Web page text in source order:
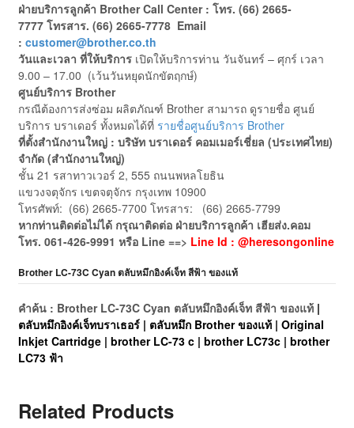
ฝ่ายบริการลูกค้า BrotherCall Center : โทร. (66) 2665-
7777 โทรสาร. (66) 2665-7778 Email
: customer@brother.co.th
วันและเวลา ที่ให้บริการเปิดให้บริการท่าน วันจันทร์ – ศุกร์ เวลา
9.00 – 17.00 (เว้นวันหยุดนักขัตฤกษ์)
ศูนย์บริการ Brother
กรณีต้องการส่งซ่อม ผลิตภัณฑ์ Brother สามารถ ดูรายชื่อ ศูนย์
บริการ บราเดอร์ ทั้งหมดได้ที่ รายชื่อศูนย์บริการ Brother
ที่ตั้งสำนักงานใหญ่ : บริษัท บราเดอร์ คอมเมอร์เชี่ยล (ประเทศไทย)
จำกัด (สำนักงานใหญ่)
ชั้น 21 รสาทาวเวอร์ 2, 555 ถนนพหลโยธิน
แขวงจตุจักร เขตจตุจักร กรุงเทพ 10900
โทรศัพท์: (66) 2665-7700 โทรสาร: (66) 2665-7799
หากท่านติดต่อไม่ได้ กรุณาติดต่อ ฝ่ายบริการลูกค้า เฮียส่ง.คอม
โทร. 061-426-9991 หรือ Line ==> Line Id : @heresongonline
Brother LC-73C Cyan ตลับหมึกอิงค์เจ็ท สีฟ้า ของแท้
คำค้น : Brother LC-73C Cyan ตลับหมึกอิงค์เจ็ท สีฟ้า ของแท้ |
ตลับหมึกอิงค์เจ็ทบราเธอร์ | ตลับหมึก Brother ของแท้ | Original
Inkjet Cartridge | brother LC-73 c | brother LC73c | brother
LC73 ฟ้า
Related Products